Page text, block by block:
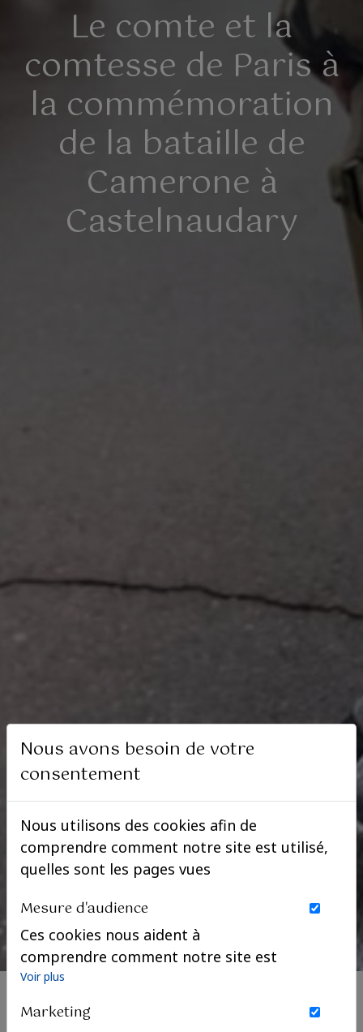
Le comte et la
comtesse de Paris à
la commémoration
de la bataille de
Camerone à
Castelnaudary
Nous avons besoin de votre
consentement
Nous utilisons des cookies afin de
comprendre comment notre site est utilisé,
quelles sont les pages vues
Mesure d'audience
Ces cookies nous aident à
comprendre comment notre site est
utilisé. Nous savons quelles pages
visiteurs. Ils sont essentiels pour
Voir plus
Marketing